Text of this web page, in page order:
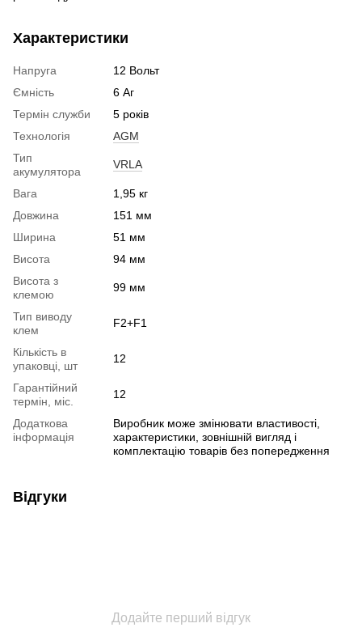
Характеристики
Напруга
12 Вольт
Ємність
6 Аг
Термін служби
5 років
Технологія
AGM
Тип
акумулятора
VRLA
Вага
1,95 кг
Довжина
151 мм
Ширина
51 мм
Висота
94 мм
Висота з
клемою
99 мм
Тип виводу
клем
F2+F1
Кількість в
упаковці, шт
12
Гарантійний
термін, міс.
12
Додаткова
інформація
Виробник може змінювати властивості,
характеристики, зовнішній вигляд і
комплектацію товарів без попередження
Відгуки
Додайте перший відгук